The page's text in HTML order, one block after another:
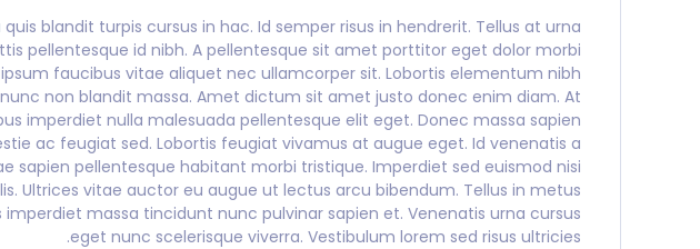
blandit turpis cursus in hac. Id semper risus in hendrerit. Tellus at urna
pellentesque id nibh. A pellentesque sit amet porttitor eget dolor morbi
faucibus vitae aliquet nec ullamcorper sit. Lobortis elementum nibh
non blandit massa. Amet dictum sit amet justo donec enim diam. At
imperdiet nulla malesuada pellentesque elit eget. Donec massa sapien
ac feugiat sed. Lobortis feugiat vivamus at augue eget. Id venenatis a
sapien pellentesque habitant morbi tristique. Imperdiet sed euismod nisi
Ultrices vitae auctor eu augue ut lectus arcu bibendum. Tellus in metus
imperdiet massa tincidunt nunc pulvinar sapien et. Venenatis urna cursus
eget nunc scelerisque viverra. Vestibulum lorem sed risus ultricies.